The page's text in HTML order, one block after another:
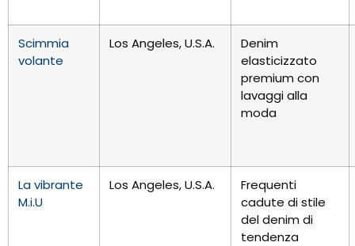
Scimmia
volante
Los Angeles, U.S.A.
Denim
elasticizzato
premium con
lavaggi alla
moda
La vibrante
M.i.U
Los Angeles, U.S.A.
Frequenti
cadute di stile
del denim di
tendenza